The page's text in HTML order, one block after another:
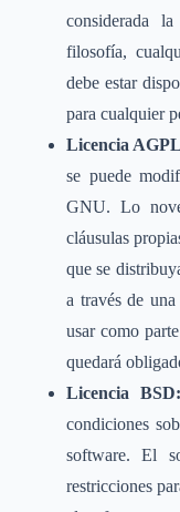
considerada
filosofía,
debe estar
para cualquier
Licencia
se puede
GNU. Lo
cláusulas
que se
a través de
usar como
quedará
Licencia BSD:
condiciones
software. El
restricciones